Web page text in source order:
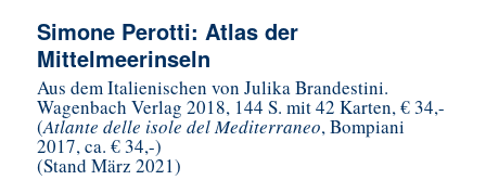
Simone Perotti: Atlas der
Mittelmeerinseln
Aus dem Italienischen von Julika Brandestini.
Wagenbach Verlag 2018, 144 S. mit 42 Karten, € 34,-
(Atlante delle isole del Mediterraneo, Bompiani
2017, ca. € 34,-)
(Stand März 2021)